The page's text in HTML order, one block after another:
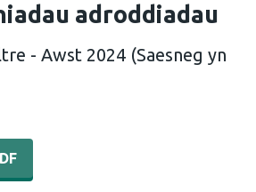
adroddiadau
- Awst 2024 (Saesneg yn
WEDINOS Philtre - Awst 2024